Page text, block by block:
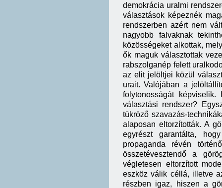
demokrácia uralmi
választások képeznék
rendszerben azért nem
nagyobb falvaknak
közösségeket alkottak,
ők maguk választottak
rabszolganép felett
az elit jelöltjei közül
urait. Valójában a
folytonosságát
választási rendszer?
tükröző szavazás-
alaposan eltorzították. A
egyrészt garantálta,
propaganda révén
összetévesztendő a
végletesen eltorzított
eszköz válik céllá, illetve
részben igaz, hiszen a